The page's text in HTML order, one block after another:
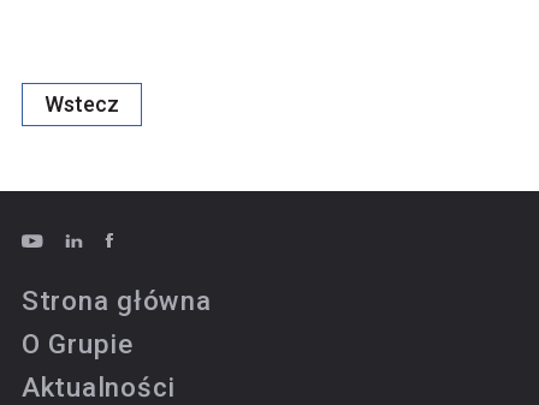
Wstecz
Strona główna
O Grupie
Aktualności